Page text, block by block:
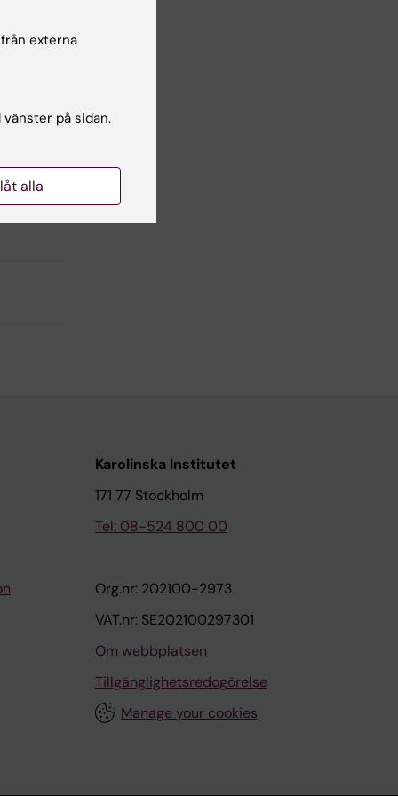
No
Karolinska Institutet
171 77 Stockholm
Tel: 08-524 800 00
Org.nr: 202100-2973
VAT.nr: SE202100297301
Om webbplatsen
Tillgänglighetsredogörelse
Manage your cookies
externa
på sidan.
alla